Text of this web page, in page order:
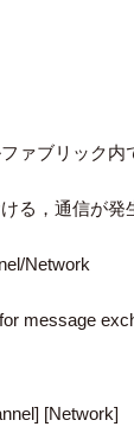
ァブリック内
る，通信が発
Network
message
[Network]